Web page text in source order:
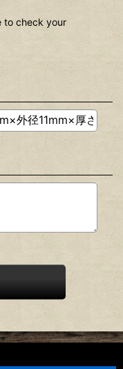
to check your